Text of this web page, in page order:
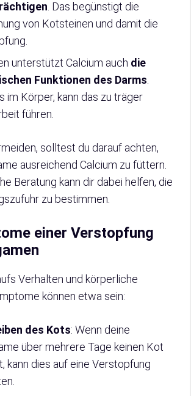
. Das begünstigt die
von Kotsteinen und damit die
unterstützt Calcium auch die
Funktionen des Darms.
im Körper, kann das zu träger
führen.
solltest du darauf achten,
ausreichend Calcium zu füttern.
Beratung kann dir dabei helfen, die
zu bestimmen.
einer Verstopfung
Verhalten und körperliche
können etwa sein:
des Kots: Wenn deine
über mehrere Tage keinen Kot
kann dies auf eine Verstopfung